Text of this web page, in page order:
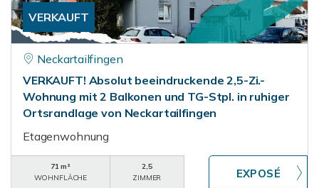
VERKAUFT
Neckartailfingen
VERKAUFT! Absolut beeindruckende 2,5-Zi.-
Wohnung mit 2 Balkonen und TG-Stpl. in ruhiger
Ortsrandlage von Neckartailfingen
Etagenwohnung
71 m²
WOHNFLÄCHE
2,5
ZIMMER